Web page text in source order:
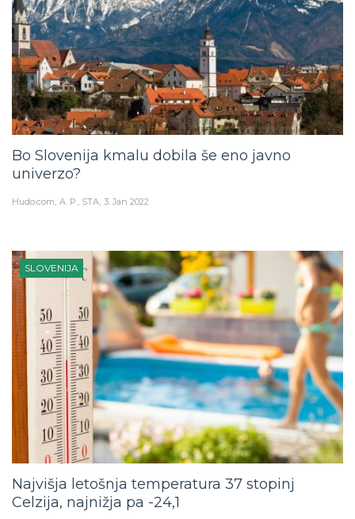
Bo Slovenija kmalu dobila še eno javno
univerzo?
Hudo.com A. P., STA 3. Jan 2022
SLOVENIJA
Najvišja letošnja temperatura 37 stopinj
Celzija, najnižja pa -24,1